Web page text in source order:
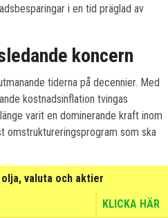
i en tid präglad av
koncern
tiderna på decennier. Med
kostnadsinflation tvingas
varit en dominerande kraft inom
omstruktureringsprogram som ska
valuta och aktier
KLICKA HÄR